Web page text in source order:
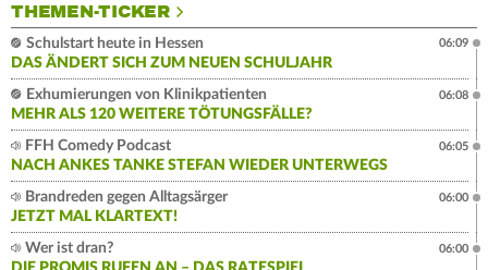
THEMEN-TICKER
Schulstart heute in Hessen
DAS ÄNDERT SICH ZUM NEUEN SCHULJAHR
06:09
Exhumierungen von Klinikpatienten
MEHR ALS 120 WEITERE TÖTUNGSFÄLLE?
06:08
FFH Comedy Podcast
NACH ANKES TANKE STEFAN WIEDER UNTERWEGS
06:05
Brandreden gegen Alltagsärger
JETZT MAL KLARTEXT!
06:00
Wer ist dran?
06:00